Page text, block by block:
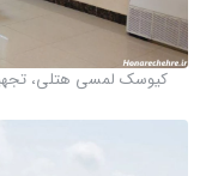
کیوسک‌ لمسی هتلی،